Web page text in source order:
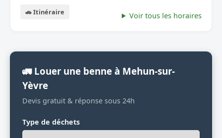
🚗 Itinéraire Voir tous les horaires
🚛 Louer une benne à Mehun-sur-
Yèvre
Devis gratuit & réponse sous 24h
Type de déchets